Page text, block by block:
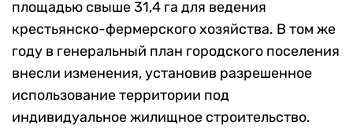
площадью свыше 31,4 га для ведения
крестьянско-фермерского хозяйства. В том же
году в генеральный план городского поселения
внесли изменения, установив разрешенное
использование территории под
индивидуальное жилищное строительство.